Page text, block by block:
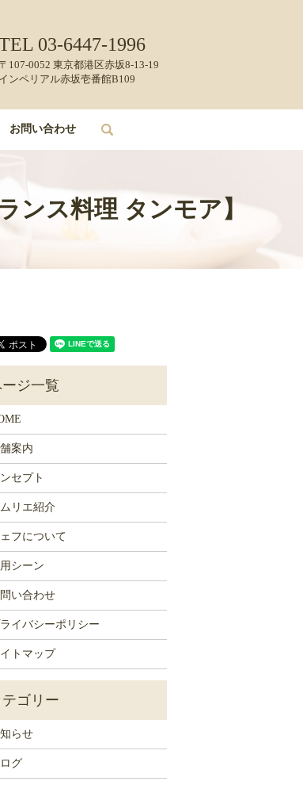
お問い合わせ search
03-6447-1996
〒107-0052 東京都港区赤坂8-13-19
インペリアル赤坂壱番館B109
ンス料理 タンモア】
案内
セプト
リエ紹介
フについて
シーン
い合わせ
イバシーポリシー
トマップ
らせ
グ